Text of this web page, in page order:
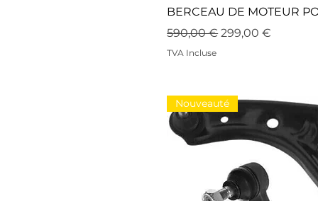
BERCEAU DE MOTEUR
Prix original
590,00 € Prix
299,00 €
TVA Incluse
Nouveauté